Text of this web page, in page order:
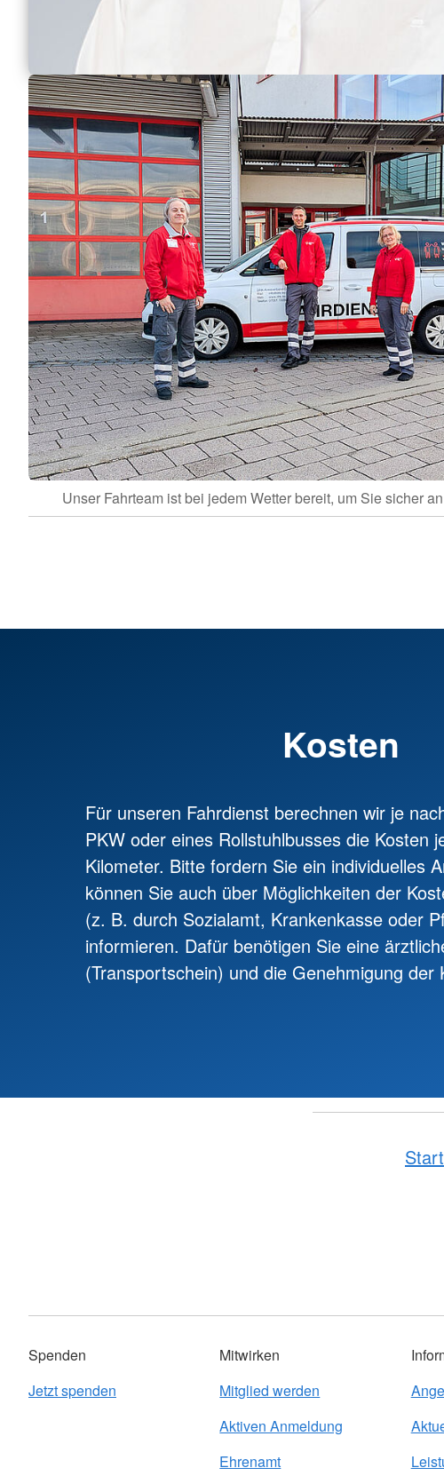
Unser Fahrteam ist bei jedem Wetter bereit, um Sie sicher
Kosten
Für unseren Fahrdienst berechnen wir je
PKW oder eines Rollstuhlbusses die Kosten
Kilometer. Bitte fordern Sie ein individuelles
können Sie auch über Möglichkeiten der
(z. B. durch Sozialamt, Krankenkasse oder
informieren. Dafür benötigen Sie eine
(Transportschein) und die Genehmigung der
Start
Spenden
Jetzt spenden
Mitwirken
Mitglied werden
Aktiven Anmeldung
Ehrenamt